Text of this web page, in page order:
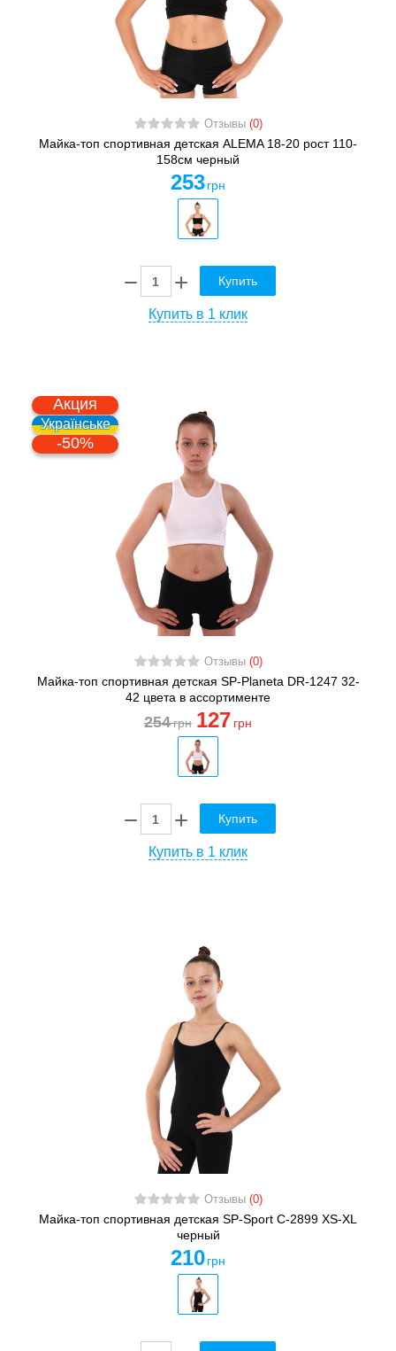
Отзывы (0)
Майка-топ спортивная детская ALEMA 18-20 рост 110-
158см черный
253 грн
Купить
Купить в 1 клик
Акция
Українське
-50%
Отзывы (0)
Майка-топ спортивная детская SP-Planeta DR-1247 32-
42 цвета в ассортименте
254грн 127 грн
Купить
Купить в 1 клик
Отзывы (0)
Майка-топ спортивная детская SP-Sport C-2899 XS-XL
черный
210 грн